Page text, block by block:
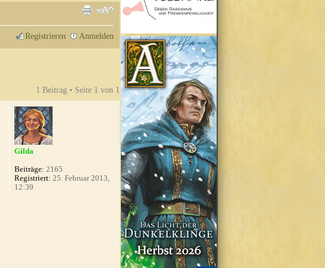
Registrieren Anmelden
1 Beitrag • Seite 1 von 1
Gilda
Beiträge: 2165
Registriert: 25. Februar 2013,
12:39